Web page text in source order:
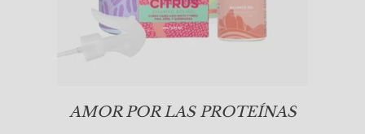
AMOR POR LAS PROTEÍNAS